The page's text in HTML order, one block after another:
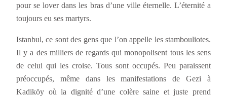
pour se lover dans les bras d’une ville éternelle. L’éternité a
toujours eu ses martyrs.
Istanbul, ce sont des gens que l’on appelle les stambouliotes.
Il y a des milliers de regards qui monopolisent tous les sens
de celui qui les croise. Tous sont occupés. Peu paraissent
préoccupés, même dans les manifestations de Gezi à
Kadiköy où la dignité d’une colère saine et juste prend